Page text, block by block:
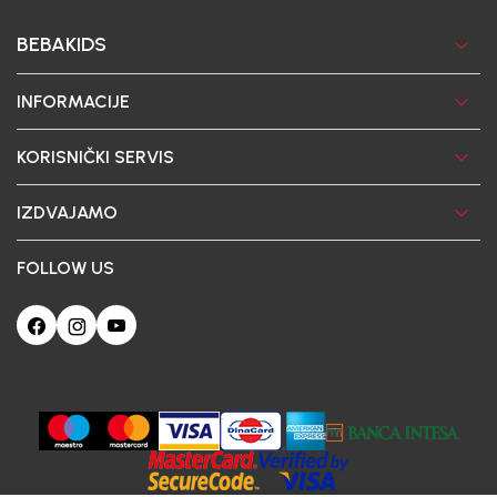
BEBAKIDS
INFORMACIJE
KORISNIČKI SERVIS
IZDVAJAMO
FOLLOW US
Ova web-stranica koristi kolačiće
Poštovani korisniče, naš sajt koristi cookies (kolačiće) u cilju poboljšanja
korisničkog iskustva. Ukoliko nastavite da pregledate i koristite našu Internet